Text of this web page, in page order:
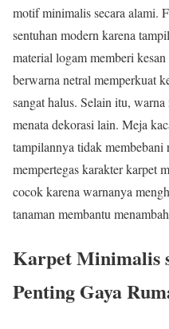
motif minimalis secara alami.
sentuhan modern karena
material logam memberi
berwarna netral memperkuat
sangat halus. Selain itu,
menata dekorasi lain. Meja
tampilannya tidak membebani
mempertegas karakter karpet
cocok karena warnanya
tanaman membantu
Karpet Minimalis
Penting Gaya